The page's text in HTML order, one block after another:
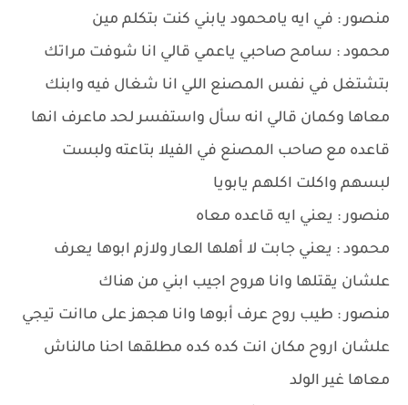
منصور : في ايه يامحمود يابني كنت بتكلم مين
محمود : سامح صاحبي ياعمي قالي انا شوفت مراتك
بتشتغل في نفس المصنع اللي انا شغال فيه وابنك
معاها وكمان قالي انه سأل واستفسر لحد ماعرف انها
قاعده مع صاحب المصنع في الفيلا بتاعته ولبست
لبسهم واكلت اكلهم يابويا
منصور : يعني ايه قاعده معاه
محمود : يعني جابت لا أهلها العار ولازم ابوها يعرف
علشان يقتلها وانا هروح اجيب ابني من هناك
منصور : طيب روح عرف أبوها وانا هجهز على ماانت تيجي
علشان اروح مكان انت كده كده مطلقها احنا مالناش
معاها غير الولد